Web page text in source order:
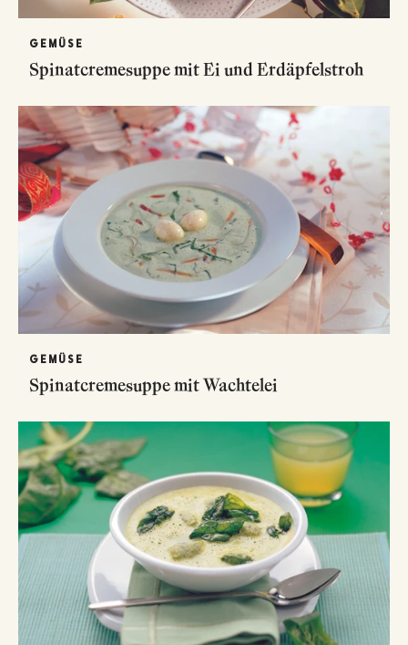
GEMÜSE
Spinatcremesuppe mit Ei und Erdäpfelstroh
GEMÜSE
Spinatcremesuppe mit Wachtelei